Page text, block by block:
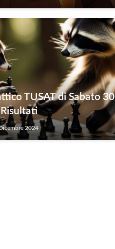
TUSAT di Sabato 30
2024